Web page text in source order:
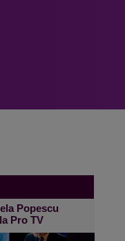
Popescu
Pro TV